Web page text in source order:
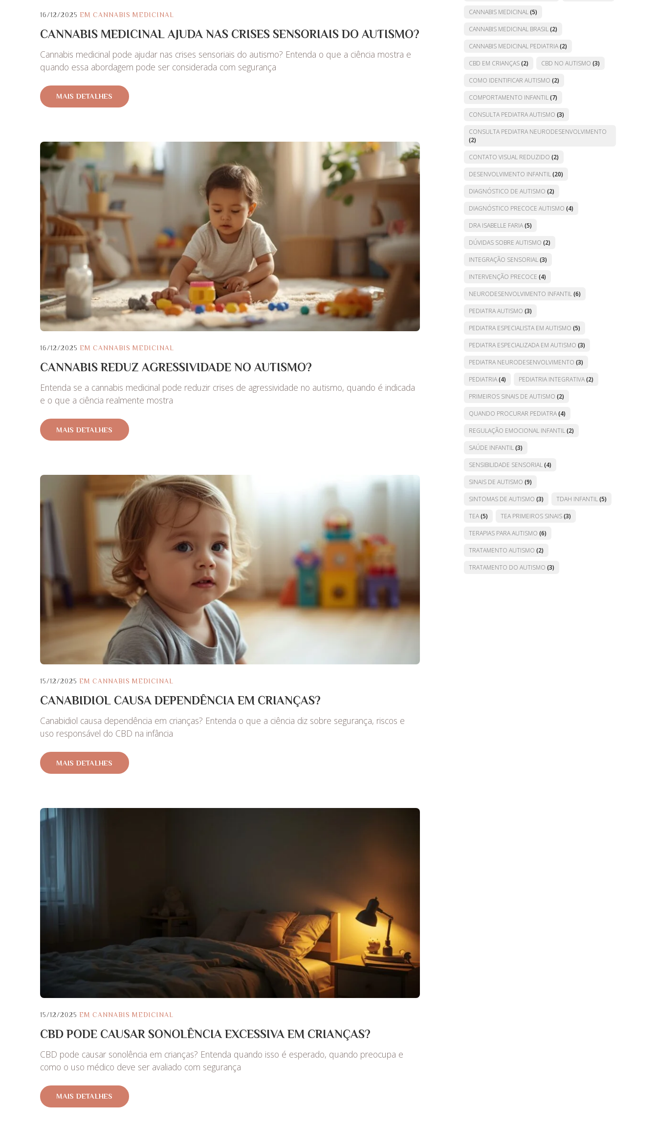
16/12/2025 EMCANNABIS MEDICINAL
CANNABIS MEDICINAL AJUDA NAS CRISES SENSORIAIS DO AUTISMO?
Cannabis medicinal pode ajudar nas crises sensoriais do autismo? Entenda o que a ciência mostra e
quando essa abordagem pode ser considerada com segurança
MAIS DETALHES
16/12/2025 EMCANNABIS MEDICINAL
CANNABIS REDUZ AGRESSIVIDADE NO AUTISMO?
Entenda se a cannabis medicinal pode reduzir crises de agressividade no autismo, quando é indicada
e o que a ciência realmente mostra
MAIS DETALHES
15/12/2025 EMCANNABIS MEDICINAL
CANABIDIOL CAUSA DEPENDÊNCIA EM CRIANÇAS?
Canabidiol causa dependência em crianças? Entenda o que a ciência diz sobre segurança, riscos e
uso responsável do CBD na infância
MAIS DETALHES
15/12/2025 EMCANNABIS MEDICINAL
CBD PODE CAUSAR SONOLÊNCIA EXCESSIVA EM CRIANÇAS?
CBD pode causar sonolência em crianças? Entenda quando isso é esperado, quando preocupa e
como o uso médico deve ser avaliado com segurança
MAIS DETALHES
CANNABIS MEDICINAL(5)
CANNABIS MEDICINAL BRASIL(2)
CANNABIS MEDICINAL PEDIATRIA(2)
CBD EM CRIANÇAS(2) CBD NO AUTISMO (3)
COMO IDENTIFICAR AUTISMO (2)
COMPORTAMENTO INFANTIL(7)
CONSULTA PEDIATRA AUTISMO (3)
CONSULTA PEDIATRA NEURODESENVOLVIMENTO
(2)
CONTATO VISUAL REDUZIDO (2)
DESENVOLVIMENTO INFANTIL(20)
DIAGNÓSTICO DE AUTISMO (2)
DIAGNÓSTICO PRECOCE AUTISMO (4)
DRA ISABELLE FARIA(5)
DÚVIDAS SOBRE AUTISMO (2)
INTEGRAÇÃO SENSORIAL(3)
INTERVENÇÃO PRECOCE (4)
NEURODESENVOLVIMENTO INFANTIL(6)
PEDIATRA AUTISMO (3)
PEDIATRA ESPECIALISTA EM AUTISMO (5)
PEDIATRA ESPECIALIZADA EM AUTISMO (3)
PEDIATRA NEURODESENVOLVIMENTO (3)
PEDIATRIA(4) PEDIATRIA INTEGRATIVA(2)
PRIMEIROS SINAIS DE AUTISMO (2)
QUANDO PROCURAR PEDIATRA(4)
REGULAÇÃO EMOCIONAL INFANTIL(2)
SAÚDE INFANTIL(3)
SENSIBILIDADE SENSORIAL(4)
SINAIS DE AUTISMO (9)
SINTOMAS DE AUTISMO (3) TDAH INFANTIL(5)
TEA(5) TEA PRIMEIROS SINAIS(3)
TERAPIAS PARA AUTISMO (6)
TRATAMENTO AUTISMO (2)
TRATAMENTO DO AUTISMO (3)